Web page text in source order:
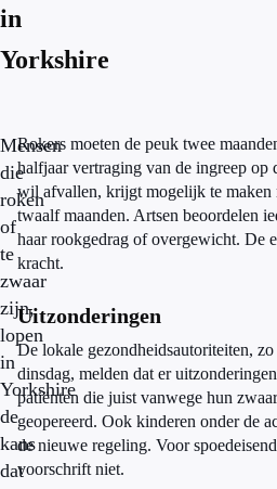
in
Yorkshire
Mensen
die
roken
of
te
zwaar
zijn,
lopen
in
Yorkshire
de
kans
dat
Rokers moeten de peuk twee
halfjaar vertraging van de ingreep op
wil afvallen, krijgt mogelijk te maken
twaalf maanden. Artsen beoordelen
haar rookgedrag of overgewicht. De
kracht.
Uitzonderingen
De lokale gezondheidsautoriteiten,
dinsdag, melden dat er
patiënten die juist vanwege hun
geopereerd. Ook kinderen onder de
de nieuwe regeling. Voor
voorschrift niet.